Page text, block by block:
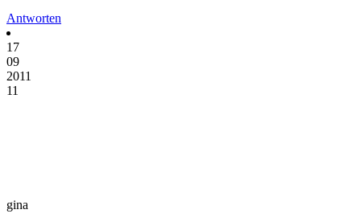
Antworten
17
09
2011
11
gina